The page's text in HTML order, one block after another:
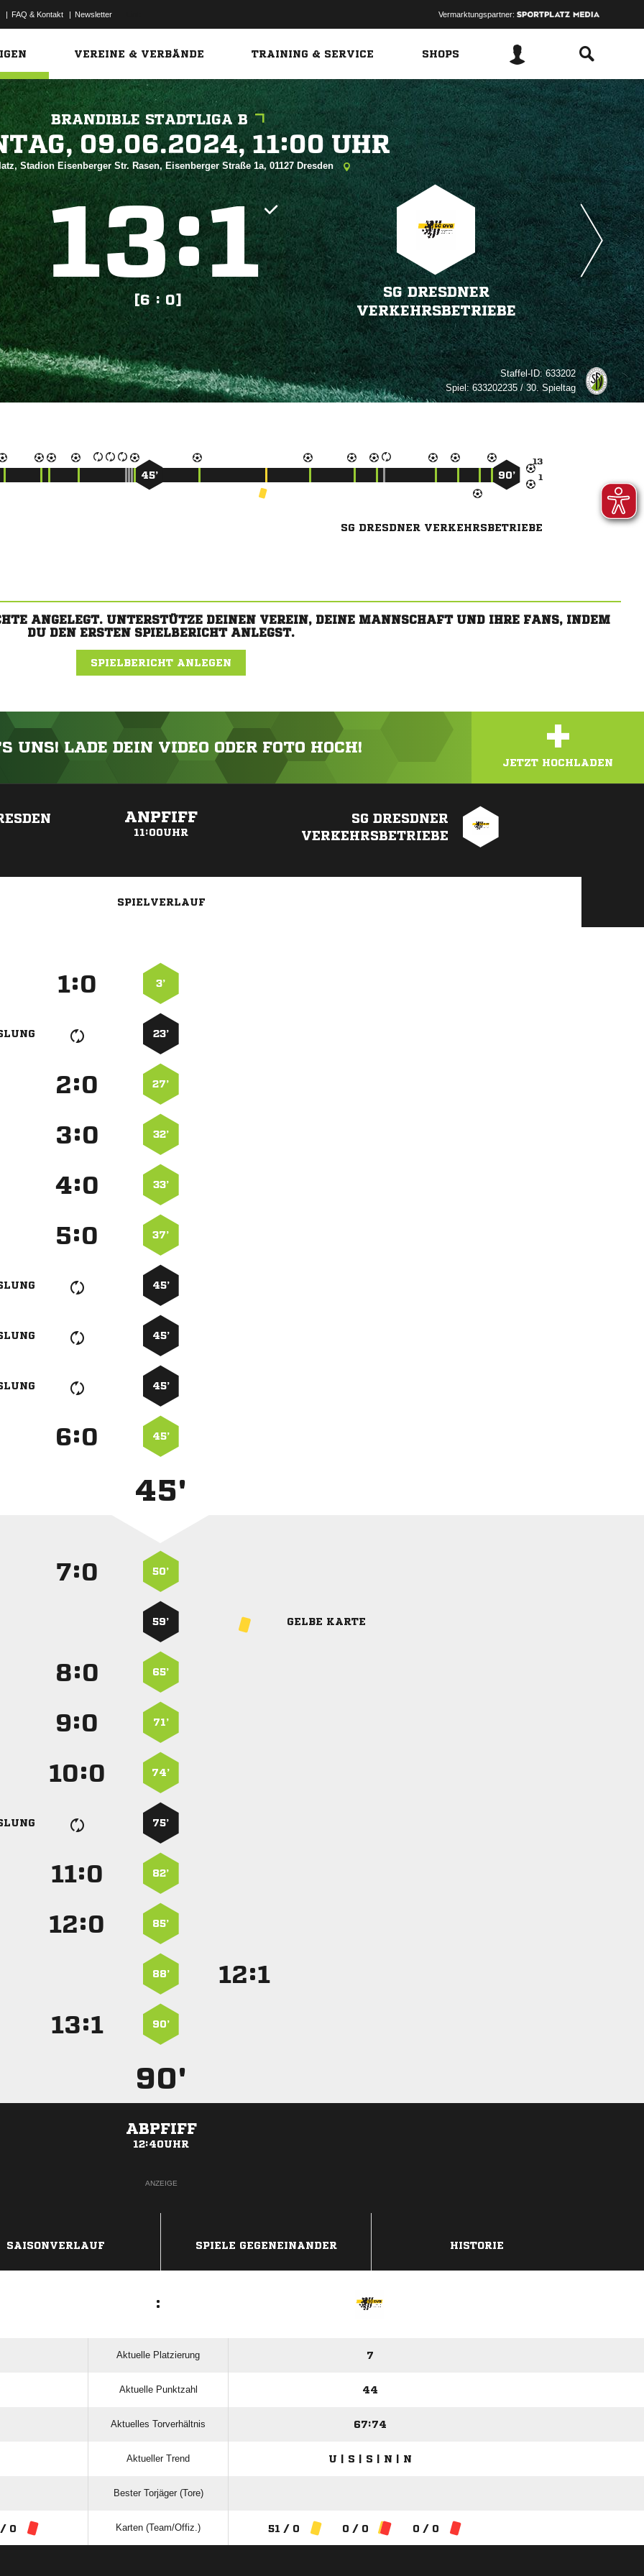
| FAQ & Kontakt | Newsletter Vermarktungspartner:
VEREINE & VERBÄNDE TRAINING & SERVICE SHOPS
BRANDIBLE STADTLIGA B
  
Stadion Eisenberger Str. Rasen, Eisenberger Straße 1a, 01127 Dresden
:
[6 : 0]
SG DRESDNER
VERKEHRSBETRIEBE
Staffel-ID:633202
Spiel:633202235 / 30. Spieltag


45’ 90’
SG DRESDNER VERKEHRSBETRIEBE
ANGELEGT. UNTERSTÜTZE DEINEN VEREIN, DEINE MANNSCHAFT UND IHRE FANS, INDEM
DU DEN ERSTEN SPIELBERICHT ANLEGST.
SPIELBERICHT ANLEGEN
UNS! LADE DEIN VIDEO ODER FOTO HOCH! +
JETZT HOCHLADEN
ANPFIFF
11:00UHR
SG DRESDNER
VERKEHRSBETRIEBE
SPIELVERLAUF
: 3’
23’
: 27’
: 32’
: 33’
: 37’
45’
45’
45’
: 45’
45'
: 50’
59’ GELBE KARTE
: 65’
: 71’
: 74’
75’
: 82’
: 85’
88’ :
: 90’
90'
ABPFIFF
12:40UHR
ANZEIGE
SAISONVERLAUF SPIELE GEGENEINANDER HISTORIE
:
Aktuelle Platzierung 7
Aktuelle Punktzahl 44
Aktuelles Torverhältnis 67:74
Aktueller Trend U | S | S | N | N
Bester Torjäger (Tore)
/ 0 Karten (Team/Offiz.) 51 / 0 0 / 0 0 / 0